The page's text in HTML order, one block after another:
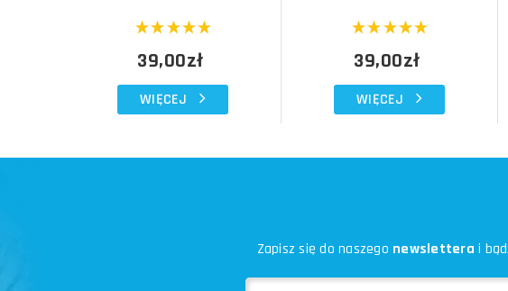
39,00zł
WIĘCEJ
39,00zł
WIĘCEJ
Zapisz się do naszego newslettera i